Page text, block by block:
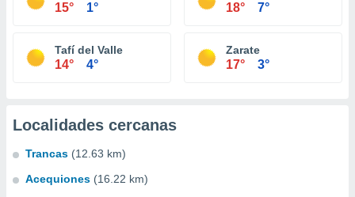
15° 1° 18° 7°
Tafí del Valle
14° 4°
Zarate
17° 3°
Localidades cercanas
Trancas (12.63 km)
Acequiones (16.22 km)